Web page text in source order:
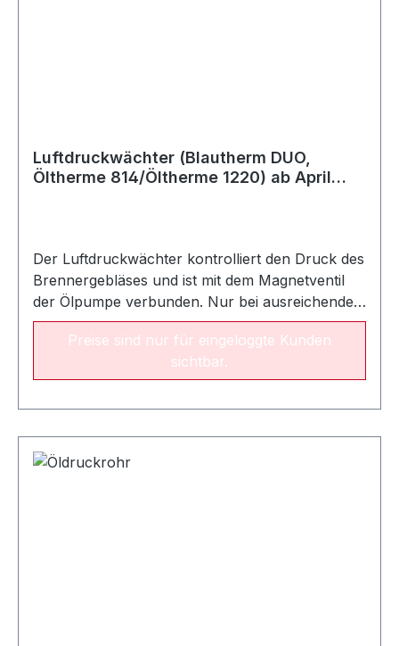
Luftdruckwächter (Blautherm DUO,
Öltherme 814/Öltherme 1220) ab April
Der Luftdruckwächter kontrolliert den Druck des
Brennergebläses und ist mit dem Magnetventil
der Ölpumpe verbunden. Nur bei ausreichendem
Ludtdruck öffnet sich das Magnetventil, sodass
der Brennervorgang starten kann.Bei
unzureichendem Luftdruck verhindert der
Brennraum.Dadurch wird die Verschmutzung
von Verpuffungen beim nächsten Brennerstart
vermieden.
Preise sind nur für eingeloggte Kunden
sichtbar.